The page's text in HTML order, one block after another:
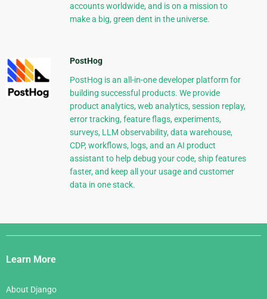
accounts worldwide, and is on a mission to
make a big, green dent in the universe.
PostHog
PostHog is an all-in-one developer platform for
building successful products. We provide
product analytics, web analytics, session replay,
error tracking, feature flags, experiments,
surveys, LLM observability, data warehouse,
CDP, workflows, logs, and an AI product
assistant to help debug your code, ship features
faster, and keep all your usage and customer
data in one stack.
Django
Links
Learn More
About Django